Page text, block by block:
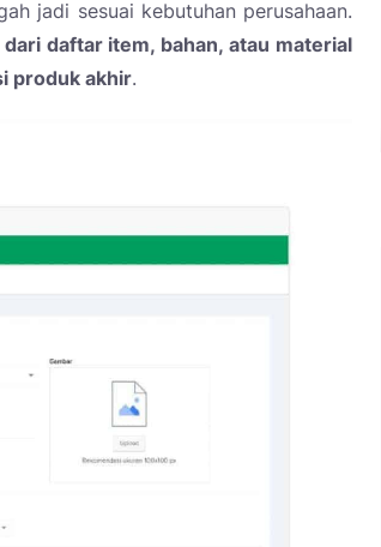
jadi sesuai kebutuhan perusahaan.
daftar item, bahan, atau material
produk akhir.